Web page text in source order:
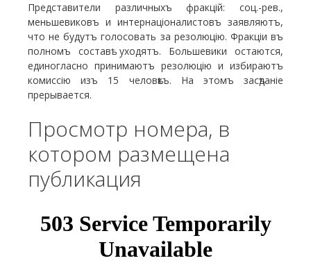
Представители различныхъ фракцій: соц.-рев.,
меньшевиковъ и интернаціоналистовъ заявляютъ,
что не будутъ голосовать за резолюцію. Фракціи въ
полномъ составѣ уходятъ. Большевики остаются,
единогласно принимаютъ резолюцію и избираютъ
комиссію изъ 15 человѣкъ. На этомъ засѣданіе
прерывается.
Просмотр номера, в
котором размещена
публикация